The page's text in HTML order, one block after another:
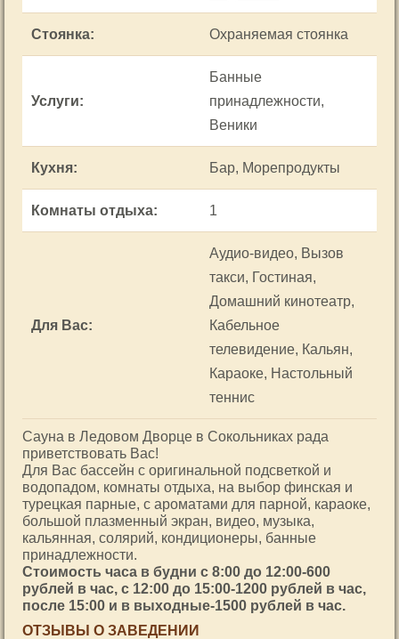
Стоянка: Охраняемая стоянка
Услуги:
Банные
принадлежности,
Веники
Кухня: Бар, Морепродукты
Комнаты отдыха: 1
Для Вас:
Аудио-видео, Вызов
такси, Гостиная,
Домашний кинотеатр,
Кабельное
телевидение, Кальян,
Караоке, Настольный
теннис
Сауна в Ледовом Дворце в Сокольниках рада
приветствовать Вас!
Для Вас бассейн с оригинальной подсветкой и
водопадом, комнаты отдыха, на выбор финская и
турецкая парные, с ароматами для парной, караоке,
большой плазменный экран, видео, музыка,
кальянная, солярий, кондиционеры, банные
принадлежности.
Стоимость часа в будни с 8:00 до 12:00-600
рублей в час, с 12:00 до 15:00-1200 рублей в час,
после 15:00 и в выходные-1500 рублей в час.
ОТЗЫВЫ О ЗАВЕДЕНИИ